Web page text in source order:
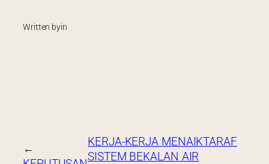
Written byin
←
KERJA-KERJA MENAIKTARAF
SISTEM BEKALAN AIR